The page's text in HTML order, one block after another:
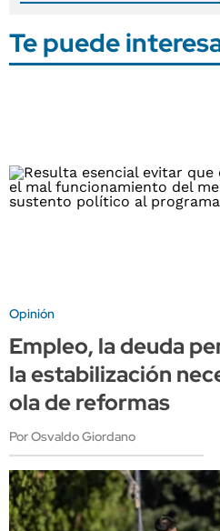
Te puede
Opinión
Empleo, la deuda
la estabilización
ola de reformas
Por Osvaldo Giordano